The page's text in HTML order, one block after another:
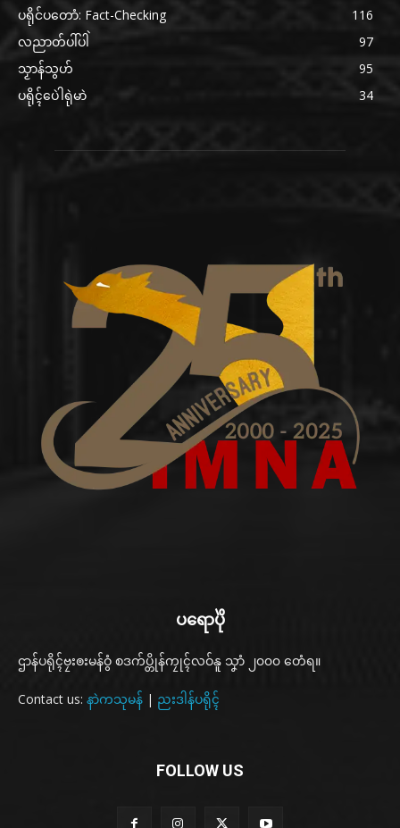
ပရိုင်ပတောံ: Fact-Checking
116
လညာတ်ပါ်ပါဲ
97
သၟာန်သွဟ်
95
ပရိုၚ်ပေဲါရုဲမာဲ
34
ပရောပိုဲ
ဌာန်ပရိုၚ်ဗၠးၜးမန်ဝွံ စဒက်ပ္တိုန်ကၠုၚ်လဝ်နူ သၞာံ ၂၀၀၀ တေံရ။
Contact us: နာဲကသုမန် | ညးဒါန်ပရိုၚ်
FOLLOW US